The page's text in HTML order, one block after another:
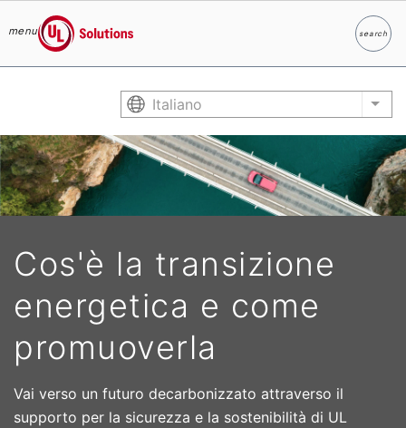
menu
UL Solutions
search
Italiano List
Cos'è la transizione
energetica e come
promuoverla
Vai verso un futuro decarbonizzato attraverso il
supporto per la sicurezza e la sostenibilità di UL